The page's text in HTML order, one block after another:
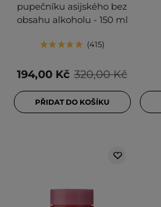
pupečníku asijského bez
obsahu alkoholu - 150 ml
415
320,00 Kč
194,00 Kč
PŘIDAT DO KOŠÍKU